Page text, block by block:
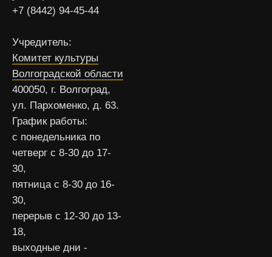
+7 (8442) 94-45-44
Учредитель:
Комитет культуры
Волгоградской области
400050, г. Волгоград,
ул. Пархоменко, д. 63.
График работы:
с понедельника по
четверг с 8-30 до 17-
30,
пятница с 8-30 до 16-
30,
перерыв с 12-30 до 13-
18,
выходные дни -